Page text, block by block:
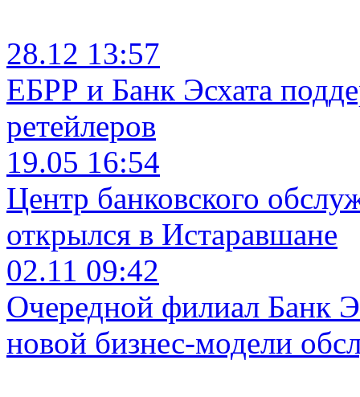
28.12 13:57
ЕБРР и Банк Эсхата
ретейлеров
19.05 16:54
Центр банковского
открылся в Истаравшане
02.11 09:42
Очередной филиал Банк
новой бизнес-модели